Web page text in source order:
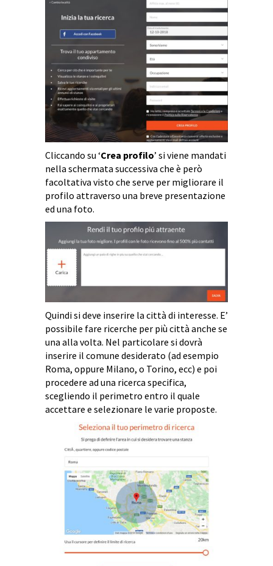
Cliccando su ‘Crea profilo’ si viene mandati
nella schermata successiva che è però
facoltativa visto che serve per migliorare il
profilo attraverso una breve presentazione
ed una foto.
Quindi si deve inserire la città di interesse. E’
possibile fare ricerche per più città anche se
una alla volta. Nel particolare si dovrà
inserire il comune desiderato (ad esempio
Roma, oppure Milano, o Torino, ecc) e poi
procedere ad una ricerca specifica,
scegliendo il perimetro entro il quale
accettare e selezionare le varie proposte.